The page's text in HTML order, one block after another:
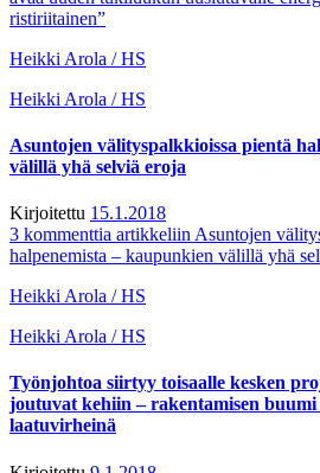
ristiriitainen”
Heikki Arola / HS
Heikki Arola / HS
Asuntojen välityspalkkioissa pientä
välillä yhä selviä eroja
Kirjoitettu 15.1.2018
3 kommenttia artikkeliin Asuntojen
halpenemista – kaupunkien välillä yhä
Heikki Arola / HS
Heikki Arola / HS
Työnjohtoa siirtyy toisaalle kesken
joutuvat kehiin – rakentamisen
laatuvirheinä